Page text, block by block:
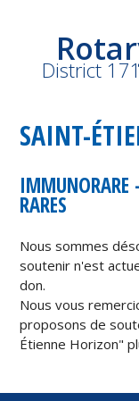
District
SAINT-
IMMUNORARE -
RARES
Nous sommes
soutenir n'est
don.
Nous vous
proposons de
Étienne Horizon"